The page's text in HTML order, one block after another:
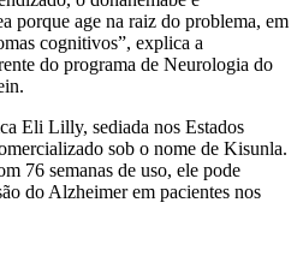
porque age na raiz do problema, em
cognitivos”, explica a
do programa de Neurologia do
Eli Lilly, sediada nos Estados
sob o nome de Kisunla.
76 semanas de uso, ele pode
do Alzheimer em pacientes nos